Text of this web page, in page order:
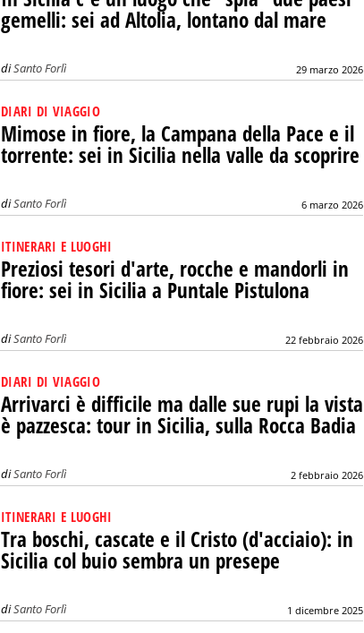
gemelli: sei ad Altolia, lontano dal mare
diSanto Forlì 29 marzo 2026
DIARI DI VIAGGIO
Mimose in fiore, la Campana della Pace e il
torrente: sei in Sicilia nella valle da scoprire
diSanto Forlì 6 marzo 2026
ITINERARI E LUOGHI
Preziosi tesori d'arte, rocche e mandorli in
fiore: sei in Sicilia a Puntale Pistulona
diSanto Forlì 22 febbraio 2026
DIARI DI VIAGGIO
Arrivarci è difficile ma dalle sue rupi la vista
è pazzesca: tour in Sicilia, sulla Rocca Badia
diSanto Forlì 2 febbraio 2026
ITINERARI E LUOGHI
Tra boschi, cascate e il Cristo (d'acciaio): in
Sicilia col buio sembra un presepe
diSanto Forlì 1 dicembre 2025